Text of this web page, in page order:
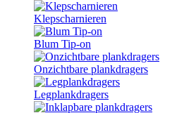
Klepscharnieren
Blum Tip-on
Onzichtbare plankdragers
Legplankdragers